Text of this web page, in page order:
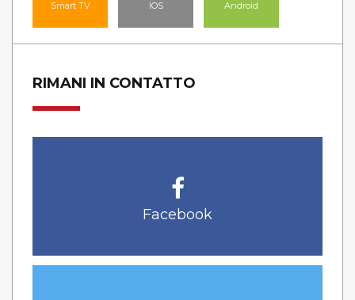
Smart TV IOS Android
RIMANI IN CONTATTO
Facebook